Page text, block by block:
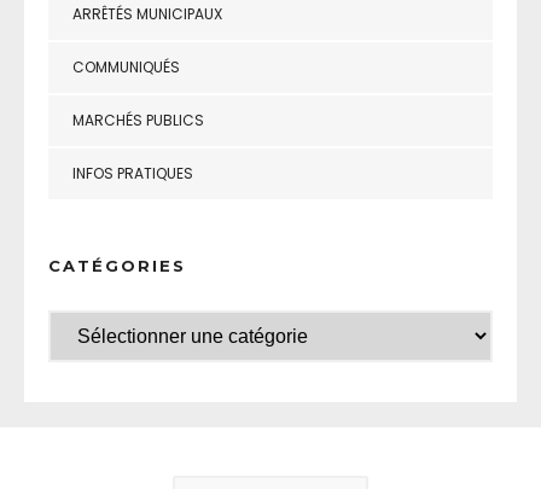
ARRÊTÉS MUNICIPAUX
COMMUNIQUÉS
MARCHÉS PUBLICS
INFOS PRATIQUES
CATÉGORIES